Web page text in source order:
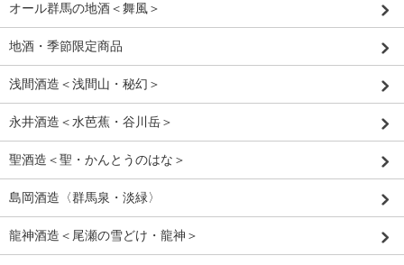
オール群馬の地酒＜舞風＞
地酒・季節限定商品
浅間酒造＜浅間山・秘幻＞
永井酒造＜水芭蕉・谷川岳＞
聖酒造＜聖・かんとうのはな＞
島岡酒造〈群馬泉・淡緑〉
龍神酒造＜尾瀬の雪どけ・龍神＞